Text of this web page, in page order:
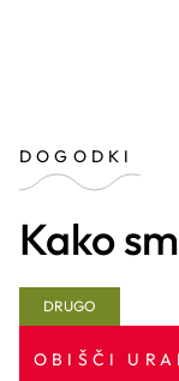
DOGODKI
Kako
DRUGO
OBIŠČI